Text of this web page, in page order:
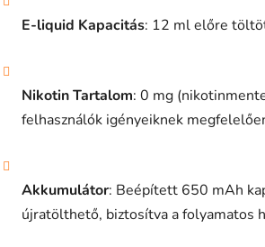
E-liquid Kapacitás: 12 ml előre
Nikotin Tartalom: 0 mg
felhasználók igényeiknek
Akkumulátor: Beépített 650 mAh
újratölthető, biztosítva a folyamatos